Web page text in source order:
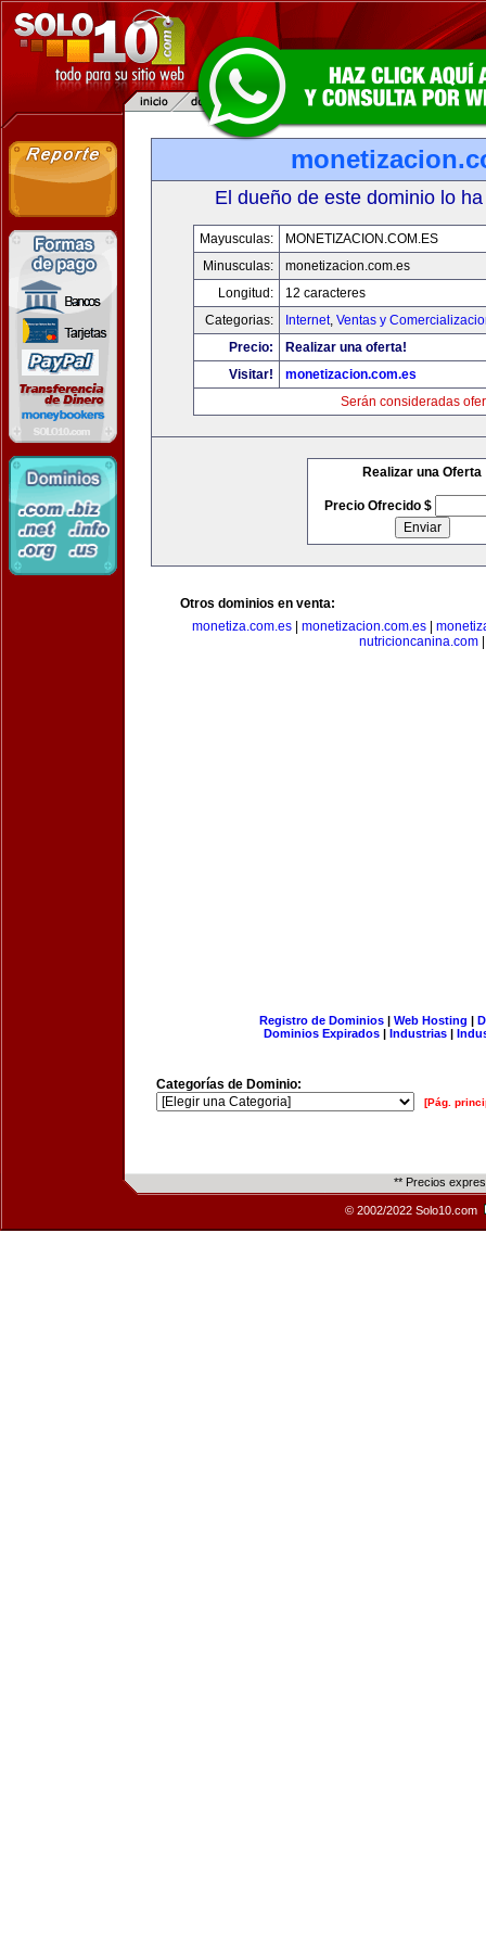
El dueño de este dominio lo
Mayusculas:
MONETIZACION.COM.ES
Minusculas:
monetizacion.com.es
Longitud:
12 caracteres
Categorias:
Internet, Ventas y
Precio:
Realizar una oferta!
Visitar!
monetizacion.com.es
Serán consideradas
Realizar una Oferta
Precio Ofrecido $
Otros dominios en venta:
monetiza.com.es| monetizacion.com.es|
nutricioncanina.com
Registro de Dominios| Web Hosting |
Dominios Expirados | Industrias |
Categorías de Dominio:
[Pág.
** Precios
© 2002/2022 Solo10.com